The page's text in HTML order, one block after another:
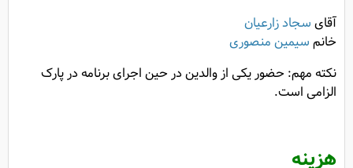
آقایسجاد زارعیان
خانمسیمین منصوری
نکته مهم: حضور یکی از والدین در حین اجرای برنامه در پارک
الزامی است.
هزینه